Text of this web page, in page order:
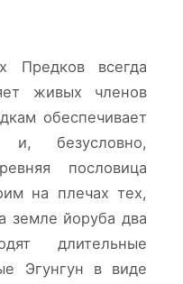
Предков всегда
живых членов
обеспечивает
и, безусловно,
пословица
на плечах тех,
земле йоруба два
длительные
Эгунгун в виде